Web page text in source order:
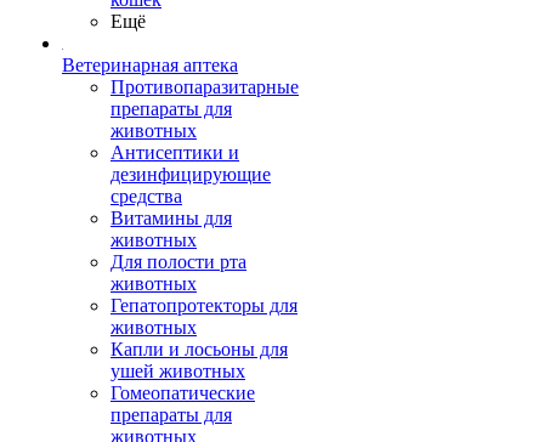
Ещё
Ветеринарная аптека
Противопаразитарные
препараты для
животных
Антисептики и
дезинфицирующие
средства
Витамины для
животных
Для полости рта
животных
Гепатопротекторы для
животных
Капли и лосьоны для
ушей животных
Гомеопатические
препараты для
животных